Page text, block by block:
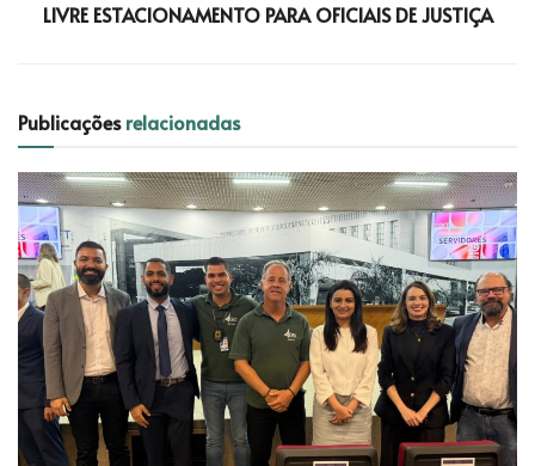
LIVRE ESTACIONAMENTO PARA OFICIAIS DE JUSTIÇA
Publicaçõesrelacionadas